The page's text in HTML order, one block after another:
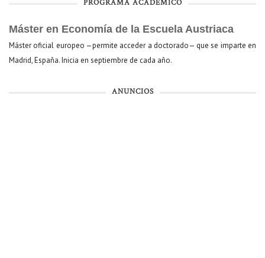
PROGRAMA ACADÉMICO
Máster en Economía de la Escuela Austriaca
Máster oficial europeo —permite acceder a doctorado— que se imparte en
Madrid, España. Inicia en septiembre de cada año.
ANUNCIOS